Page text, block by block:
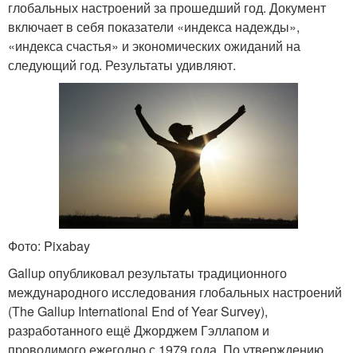
глобальных настроений за прошедший год. Документ
включает в себя показатели «индекса надежды»,
«индекса счастья» и экономических ожиданий на
следующий год. Результаты удивляют.
Фото: Pixabay
Gallup опубликовал результаты традиционного
международного исследования глобальных настроений
(The Gallup International End of Year Survey),
разработанного ещё Джорджем Гэллапом и